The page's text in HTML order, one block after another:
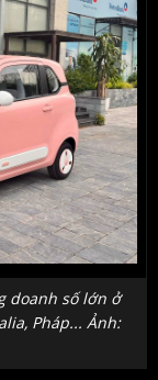
doanh số lớn ở
Pháp... Ảnh: